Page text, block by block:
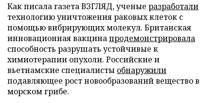
Как писала газета ВЗГЛЯД, ученые разработали
технологию уничтожения раковых клеток с
помощью вибрирующих молекул. Британская
инновационная вакцинапродемонстрировала
способность разрушать устойчивые к
химиотерапии опухоли. Российские и
вьетнамские специалисты обнаружили
подавляющее рост новообразований вещество в
морском грибе.